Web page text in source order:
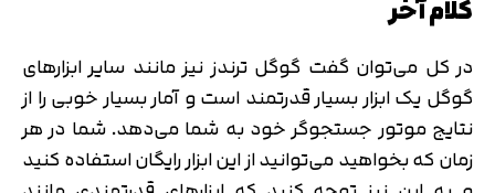
کلام آخر
در کل می‌توان گفت گوگل ترندز نیز مانند سایر ابزارهای
گوگل یک ابزار بسیار قدرتمند است و آمار بسیار خوبی را از
نتایج موتور جستجوگر خود به شما می‌دهد. شما در هر
زمان که بخواهید می‌توانید از این ابزار رایگان استفاده کنید